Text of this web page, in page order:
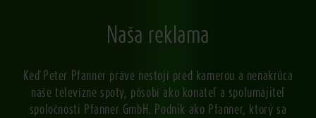
Naša reklama
Keď Peter Pfanner práve nestojí pred kamerou a nenakrúca
naše televízne spoty, pôsobí ako konateľ a spolumajiteľ
spoločnosti Pfanner GmbH. Podnik ako Pfanner, ktorý sa